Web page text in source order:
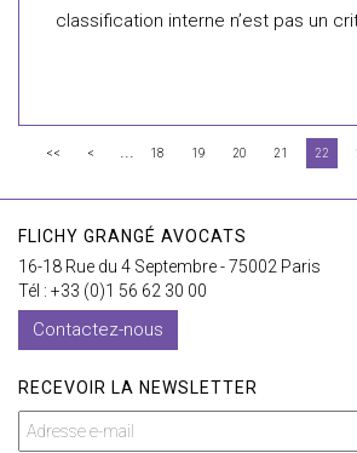
classification interne n’est pas un
<< < ... 18 19 20 21 22
FLICHY GRANGÉ AVOCATS
16-18 Rue du 4 Septembre - 75002 Paris
Tél : +33 (0)1 56 62 30 00
Contactez-nous
RECEVOIR LA NEWSLETTER